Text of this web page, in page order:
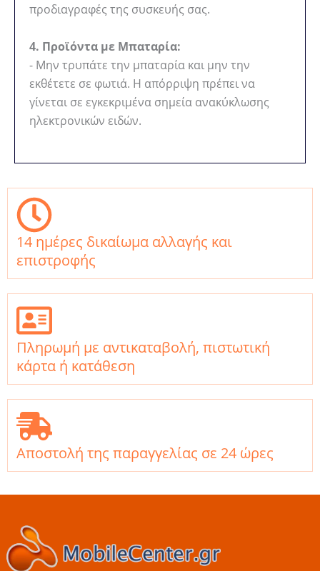
προδιαγραφές της συσκευής σας.
4. Προϊόντα με Μπαταρία:
- Μην τρυπάτε την μπαταρία και μην την
εκθέτετε σε φωτιά. Η απόρριψη πρέπει να
γίνεται σε εγκεκριμένα σημεία ανακύκλωσης
ηλεκτρονικών ειδών.
14 ημέρες δικαίωμα αλλαγής και
επιστροφής
Πληρωμή με αντικαταβολή, πιστωτική
κάρτα ή κατάθεση
Αποστολή της παραγγελίας σε 24 ώρες